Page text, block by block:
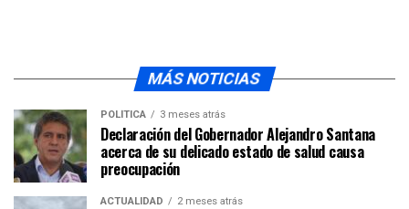
MÁS NOTICIAS
POLÍTICA 3 meses atrás
Declaración del Gobernador Alejandro Santana
acerca de su delicado estado de salud causa
preocupación
ACTUALIDAD 2 meses atrás